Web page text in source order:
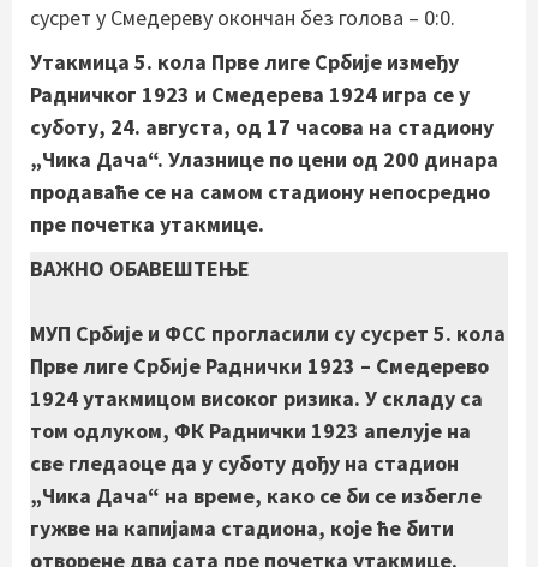
сусрет у Смедереву окончан без голова – 0:0.
Утакмица 5. кола Прве лиге Србије између
Радничког 1923 и Смедерева 1924 игра се у
суботу, 24. августа, од 17 часова на стадиону
„Чика Дача“. Улазнице по цени од 200 динара
продаваће се на самом стадиону непосредно
пре почетка утакмице.
ВАЖНО ОБАВЕШТЕЊЕ
МУП Србије и ФСС прогласили су сусрет 5. кола
Прве лиге Србије Раднички 1923 – Смедерево
1924 утакмицом високог ризика. У складу са
том одлуком, ФК Раднички 1923 апелује на
све гледаоце да у суботу дођу на стадион
„Чика Дача“ на време, како се би се избегле
гужве на капијама стадиона, које ће бити
отворене два сата пре почетка утакмице.